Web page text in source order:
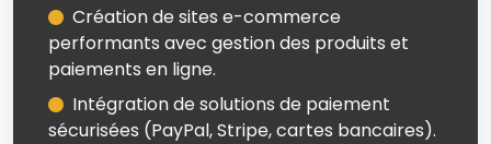
Création de sites e-commerce
performants avec gestion des produits et
paiements en ligne.
Intégration de solutions de paiement
sécurisées (PayPal, Stripe, cartes bancaires).